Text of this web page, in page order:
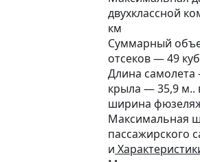
двухклассной
км
Суммарный
отсеков — 49
Длина
крыла — 35,9 м..
ширина
Максимальная
пассажирского
и